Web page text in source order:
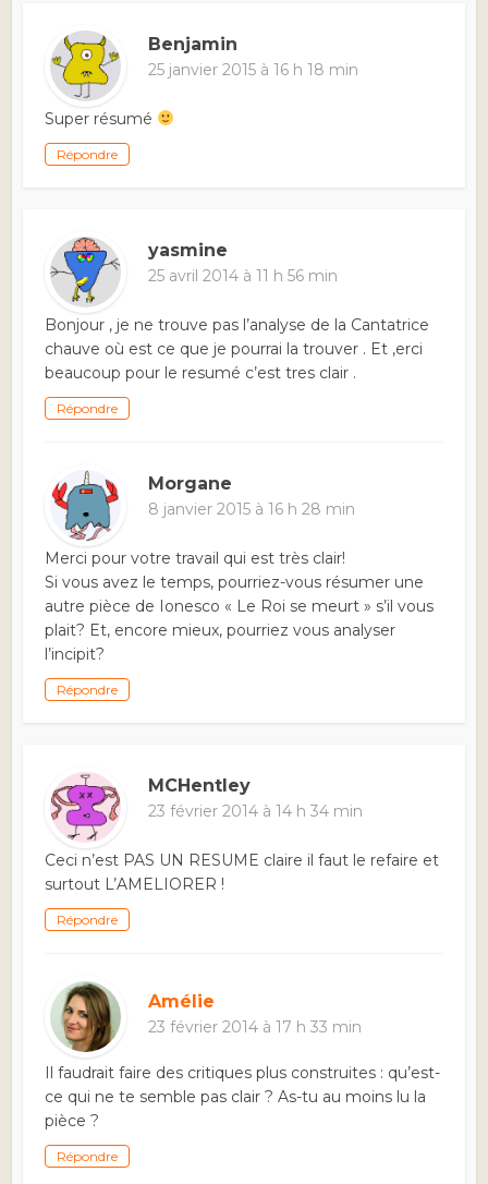
Benjamin
25 janvier 2015 à 16 h 18 min
Super résumé
Répondre
yasmine
25 avril 2014 à 11 h 56 min
Bonjour , je ne trouve pas l’analyse de la Cantatrice
chauve où est ce que je pourrai la trouver . Et ,erci
beaucoup pour le resumé c’est tres clair .
Répondre
Morgane
8 janvier 2015 à 16 h 28 min
Merci pour votre travail qui est très clair!
Si vous avez le temps, pourriez-vous résumer une
autre pièce de Ionesco « Le Roi se meurt » s’il vous
plait? Et, encore mieux, pourriez vous analyser
l’incipit?
Répondre
MCHentley
23 février 2014 à 14 h 34 min
Ceci n’est PAS UN RESUME claire il faut le refaire et
surtout L’AMELIORER !
Répondre
Amélie
23 février 2014 à 17 h 33 min
Il faudrait faire des critiques plus construites : qu’est-
ce qui ne te semble pas clair ? As-tu au moins lu la
pièce ?
Répondre